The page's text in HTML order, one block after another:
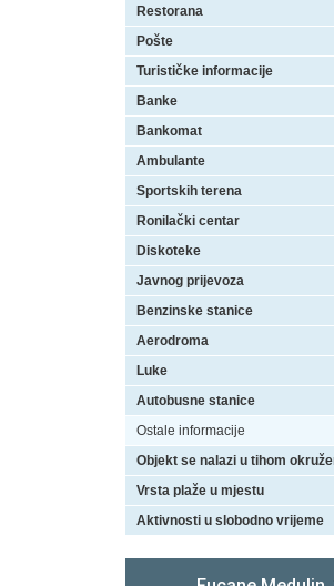
Restorana
Pošte
Turističke informacije
Banke
Bankomat
Ambulante
Sportskih terena
Ronilački centar
Diskoteke
Javnog prijevoza
Benzinske stanice
Aerodroma
Luke
Autobusne stanice
Ostale informacije
Objekt se nalazi u tihom
Vrsta plaže u mjestu
Aktivnosti u slobodno vrijeme